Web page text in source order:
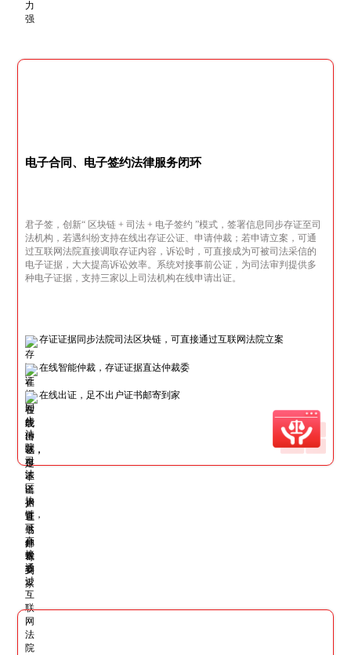
电子合同、电子签约法律服务闭环
君子签，创新“ 区块链 + 司法 + 电子签约 ”模式，签署信息同步存证至司
法机构，若遇纠纷支持在线出存证公证、申请仲裁；若申请立案，可通
过互联网法院直接调取存证内容，诉讼时，可直接成为可被司法采信的
电子证据，大大提高诉讼效率。系统对接事前公证，为司法审判提供多
种电子证据，支持三家以上司法机构在线申请出证。
存证证据同步法院司法区块链，可直接通过互联网法院立案
在线智能仲裁，存证证据直达仲裁委
在线出证，足不出户证书邮寄到家